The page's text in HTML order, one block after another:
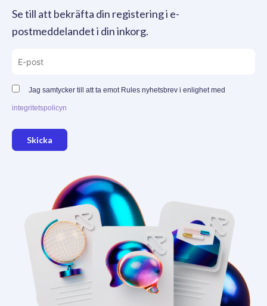
Se till att bekräfta din registering i e-
postmeddelandet i din inkorg.
Jag samtycker till att ta emot Rules nyhetsbrev i enlighet med
integritetspolicyn
Skicka